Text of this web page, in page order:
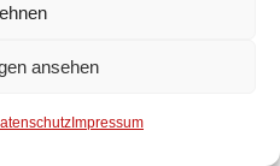
ansehen
Impressum
und Abstreuen